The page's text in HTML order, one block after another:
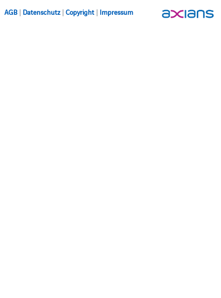
AGB | Datenschutz | Copyright | Impressum